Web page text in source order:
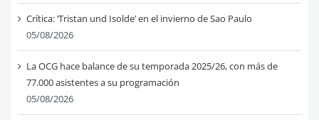
Crítica: ‘Tristan und Isolde’ en el invierno de Sao Paulo
05/08/2026
La OCG hace balance de su temporada 2025/26, con más de
77.000 asistentes a su programación
05/08/2026